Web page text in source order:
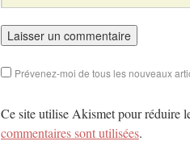
Prévenez-moi de tous les nouveaux
Ce site utilise Akismet pour réduire
commentaires sont utilisées.